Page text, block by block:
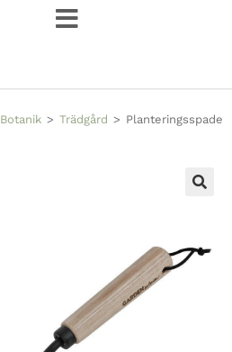
Botanik > Trädgård > Planteringsspade